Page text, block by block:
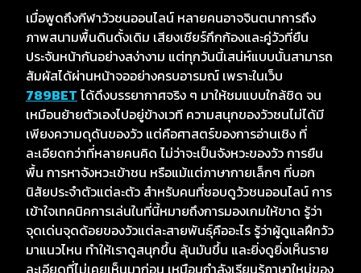
เมื่อพูดถึงกีฬาวัวชนออนไลน์ หลายคนอาจจินตนาการถึง
ภาพสนามพื้นดินดั้งเดิม เสียงเชียร์กึกก้องและคู่วัวที่ยืน
ประจันหน้ากันอย่างสง่างาม แต่ทุกวันนี้เสน่ห์แบบนั้นสามารถ
สัมผัสได้ผ่านหน้าจออย่างครบอารมณ์ เพราะในเว็บ
789BET ได้ดึงบรรยากาศจริง ๆ มาให้ชมแบบใกล้ชิด จน
เหมือนย้ายตัวเองไปอยู่ข้างเวที ความสนุกของวัวชนไม่ได้มี
เพียงความดุดันของวัว แต่คือศาสตร์ของการอ่านเชิง ที่
ละเอียดกว่าที่หลายคนคิด ไม่ว่าจะเป็นจังหวะของวัว การยืน
พื้น การหาจังหวะเข้าชน หรือแม้แต่ภาษากายเล็กๆ ที่บอก
นิสัยประจำตัวแต่ละตัว สำหรับคนที่ชอบดูวัวชนออนไลน์ การ
เข้าใจเทคนิคการเล่นในที่นี้หมายถึงการมองเกมให้ขาด รู้ว่า
จุดเด่นจุดด้อยของวัวแต่ละสายพันธุ์คืออะไร รู้ว่าผู้ดูแลฝึกวัว
มาแนวไหน ทำให้เราดูสนุกขึ้น ลุ้นมันขึ้น และยิ่งดูยิ่งเห็นราย
ละเอียดที่ไม่เคยเห็นมาก่อน เหมือนกำลังเรียนรู้ภาษาใหม่ของ